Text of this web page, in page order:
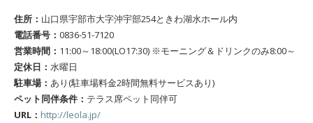
住所： 山口県宇部市大字沖宇部254ときわ湖水ホール内
電話番号： 0836-51-7120
営業時間： 11:00～18:00(LO17:30) ※モーニング＆ドリンクのみ8:00～
定休日： 水曜日
駐車場： あり(駐車場料金2時間無料サービスあり)
ペット同伴条件： テラス席ペット同伴可
URL： http://leola.jp/